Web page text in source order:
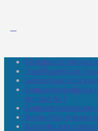
Межпоселенческая
Амзибашевская
Бабаевская
Большекачаковская
филиал № 7
Большекуразовская
Верхнетыхтемская
Калегинская